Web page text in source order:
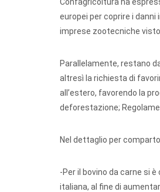
europei per coprire i
imprese zootecniche
Parallelamente, restano
altresì la richiesta di
all’estero, favorendo la
deforestazione;
Nel dettaglio per
-Per il bovino da carne si
italiana, al fine di